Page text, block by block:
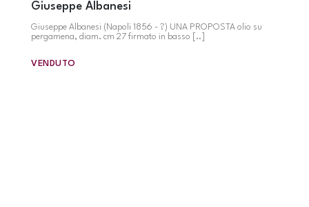
Giuseppe Albanesi
Giuseppe Albanesi (Napoli 1856 - ?) UNA PROPOSTA olio su
pergamena, diam. cm 27 firmato in basso [..]
VENDUTO